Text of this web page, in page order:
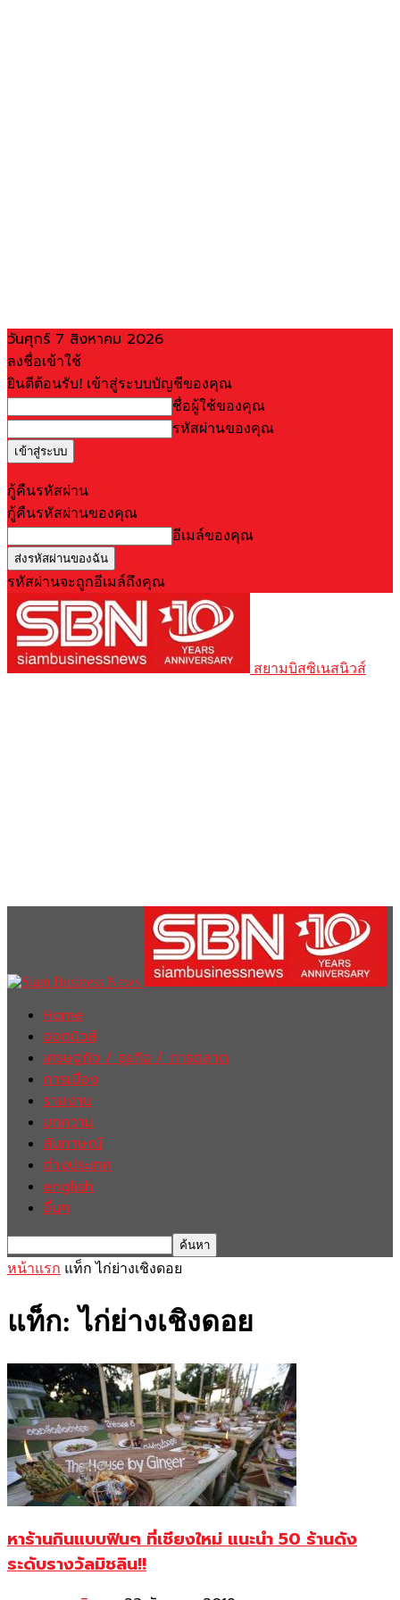
วันศุกร์ 7 สิงหาคม 2026
ลงชื่อเข้าใช้
ยินดีต้อนรับ! เข้าสู่ระบบบัญชีของคุณ
ชื่อผู้ใช้ของคุณ
รหัสผ่านของคุณ
กู้คืนรหัสผ่าน
กู้คืนรหัสผ่านของคุณ
อีเมล์ของคุณ
รหัสผ่านจะถูกอีเมล์ถึงคุณ
สยามบิสซิเนสนิวส์
Home
ฮอตนิวส์
เศรษฐกิจ / ธุรกิจ / การตลาด
การเมือง
รายงาน
บทความ
สัมภาษณ์
ต่างประเทศ
english
อื่นๆ
หน้าแรก แท็ก ไก่ย่างเชิงดอย
แท็ก: ไก่ย่างเชิงดอย
หาร้านกินแบบฟินๆ ที่เชียงใหม่ แนะนำ 50 ร้านดัง
ระดับรางวัลมิชลิน!!